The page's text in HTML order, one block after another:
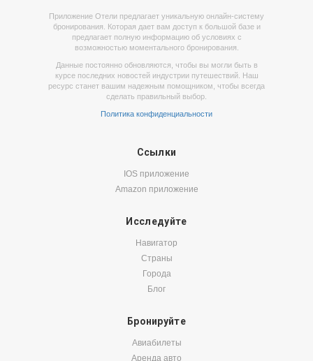
Приложение Отели предлагает уникальную онлайн-систему
бронирования. Которая дает вам доступ к большой базе и
предлагает полную информацию об условиях с
возможностью моментального бронирования.
Данные постоянно обновляются, чтобы вы могли быть в
курсе последних новостей индустрии путешествий. Наш
ресурс станет вашим надежным помощником, чтобы всегда
сделать правильный выбор.
Политика конфиденциальности
Ссылки
IOS приложение
Amazon приложение
Исследуйте
Навигатор
Страны
Города
Блог
Бронируйте
Авиабилеты
Аренда авто